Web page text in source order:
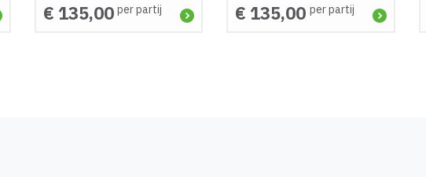
€ 135,00 per partij € 135,00 per partij